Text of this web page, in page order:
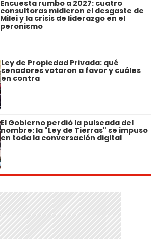
Encuesta rumbo a 2027: cuatro
consultoras midieron el desgaste de
Milei y la crisis de liderazgo en el
peronismo
Ley de Propiedad Privada: qué
senadores votaron a favor y cuáles
en contra
El Gobierno perdió la pulseada del
nombre: la "Ley de Tierras" se impuso
en toda la conversación digital